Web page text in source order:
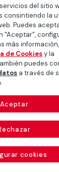
sin
servicio a
del sitio
consintiendo la
Puedes
"Aceptar",
más
de Cookiesy la
puedes
a través de
cookies
Aceptar